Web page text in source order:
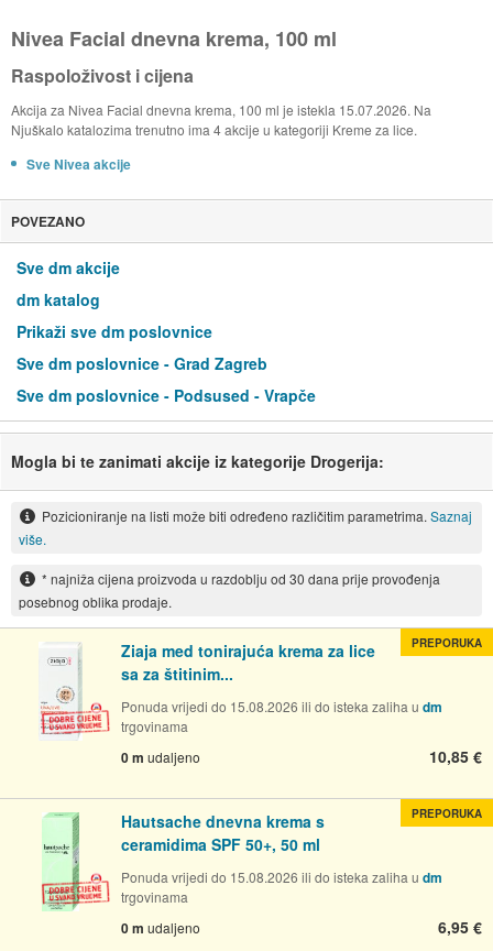
Nivea Facial dnevna krema, 100 ml
Raspoloživost i cijena
Akcija za Nivea Facial dnevna krema, 100 ml je istekla 15.07.2026. Na
Njuškalo katalozima trenutno ima 4 akcije u kategoriji Kreme za lice.
Sve Nivea akcije
POVEZANO
Sve dm akcije
dm katalog
Prikaži sve dm poslovnice
Sve dm poslovnice - Grad Zagreb
Sve dm poslovnice - Podsused - Vrapče
Mogla bi te zanimati akcije iz kategorije Drogerija:
Pozicioniranje na listi može biti određeno različitim parametrima. Saznaj
više.
* najniža cijena proizvoda u razdoblju od 30 dana prije provođenja
posebnog oblika prodaje.
Ziaja med tonirajuća krema za lice
sa za štitinim...
Ponuda vrijedi do 15.08.2026 ili do isteka zaliha u dm
trgovinama
0 m udaljeno 10,85 €
PREPORUKA
Hautsache dnevna krema s
ceramidima SPF 50+, 50 ml
Ponuda vrijedi do 15.08.2026 ili do isteka zaliha u dm
trgovinama
0 m udaljeno 6,95 €
PREPORUKA